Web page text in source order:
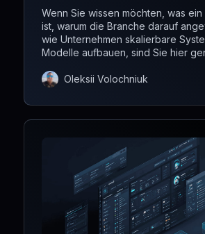
Wenn Sie wissen möchten, was
ist, warum die Branche darauf
wie Unternehmen skalierbare
Modelle aufbauen, sind Sie hier
Oleksii Volochniuk